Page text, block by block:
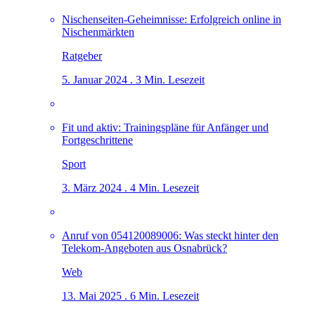
Nischenseiten-Geheimnisse: Erfolgreich online in
Nischenmärkten
Ratgeber
5. Januar 2024 . 3 Min. Lesezeit
Fit und aktiv: Trainingspläne für Anfänger und
Fortgeschrittene
Sport
3. März 2024 . 4 Min. Lesezeit
Anruf von 054120089006: Was steckt hinter den
Telekom-Angeboten aus Osnabrück?
Web
13. Mai 2025 . 6 Min. Lesezeit